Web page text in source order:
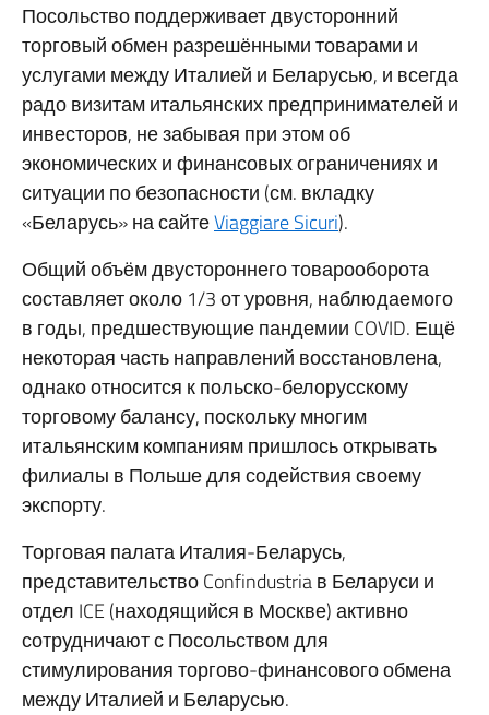
Посольство поддерживает двусторонний
торговый обмен разрешёнными товарами и
услугами между Италией и Беларусью, и всегда
радо визитам итальянских предпринимателей и
инвесторов, не забывая при этом об
экономических и финансовых ограничениях и
ситуации по безопасности (см. вкладку
«Беларусь» на сайтеViaggiare Sicuri).
Общий объём двустороннего товарооборота
составляет около 1/3 от уровня, наблюдаемого
в годы, предшествующие пандемии COVID. Ещё
некоторая часть направлений восстановлена,
однако относится к польско-белорусскому
торговому балансу, поскольку многим
итальянским компаниям пришлось открывать
филиалы в Польше для содействия своему
экспорту.
Торговая палата Италия-Беларусь,
представительство Confindustria в Беларуси и
отдел ICE (находящийся в Москве) активно
сотрудничают с Посольством для
стимулирования торгово-финансового обмена
между Италией и Беларусью.